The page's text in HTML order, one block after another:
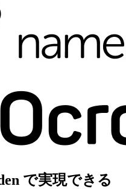
で実現できる